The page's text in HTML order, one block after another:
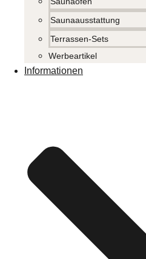
Saunaausstattung
Terrassen-Sets
Werbeartikel
Informationen